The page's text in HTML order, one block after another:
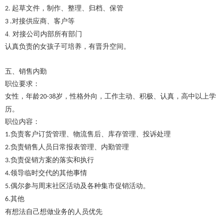
2. 起草文件，制作、整理、归档、保管
3 .对接供应商、客户等
4. 对接公司内部所有部门
认真负责的女孩子可培养，有晋升空间。
五、销售内勤
职位要求：
女性，年龄20-38岁，性格外向，工作主动、积极、认真，高中以上学
历。
职位内容：
1.负责客户订货管理、物流售后、库存管理、投诉处理
2.负责销售人员日常报表管理、内勤管理
3.负责促销方案的落实和执行
4.领导临时交代的其他事情
5.偶尔参与周末社区活动及各种集市促销活动。
6.其他
有想法自己想做业务的人员优先